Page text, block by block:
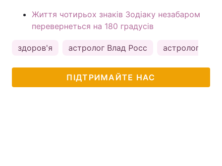
Життя чотирьох знаків Зодіаку незабаром
перевернеться на 180 градусів
здоров'я астролог Влад Росс астрологія
ПІДТРИМАЙТЕ НАС